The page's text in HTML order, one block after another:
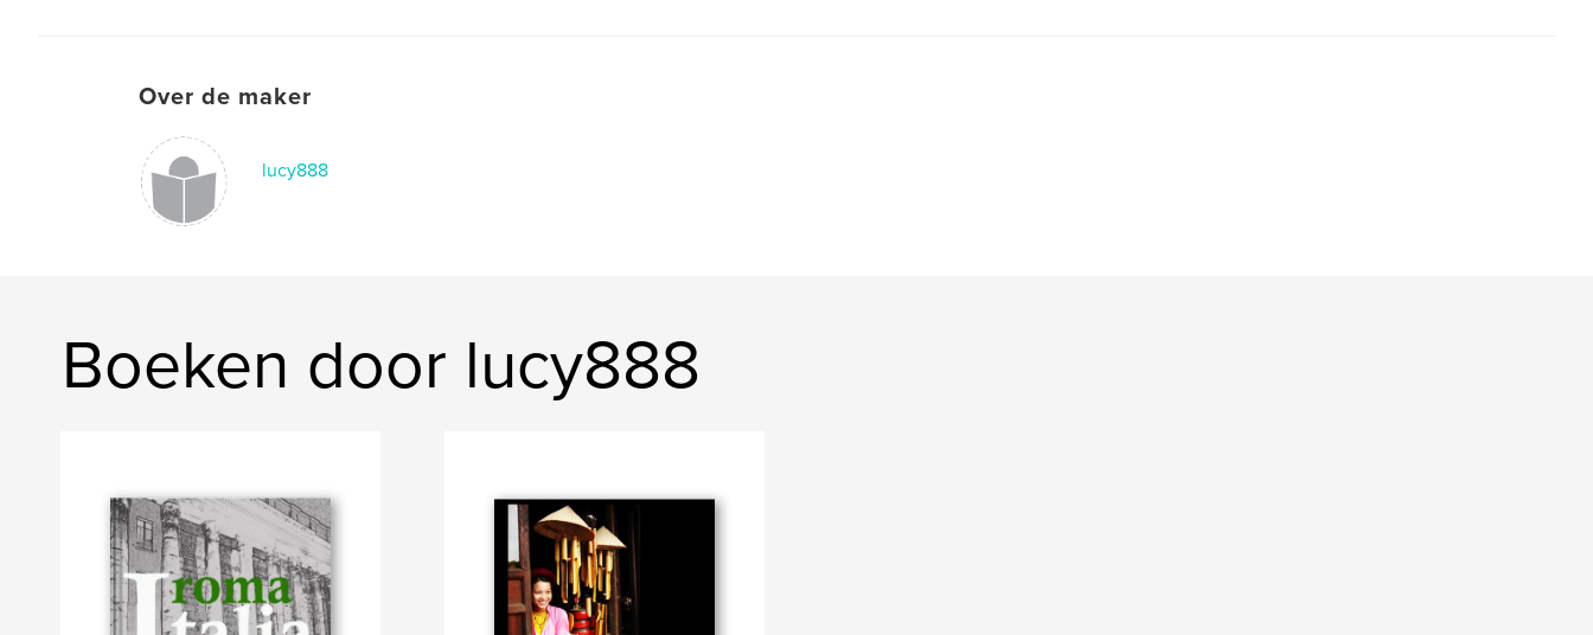
Over de maker
lucy888
Boeken door lucy888